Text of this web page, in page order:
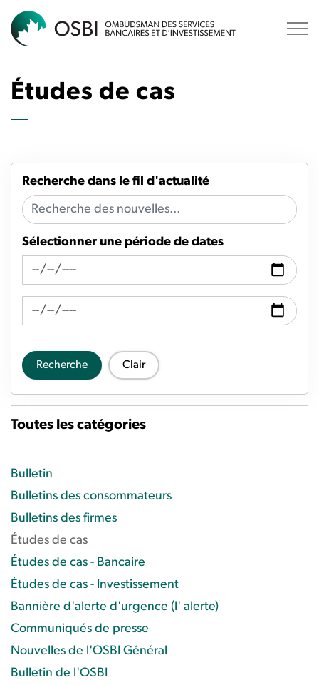
Études de cas
Recherche dans le fil d'actualité
Sélectionner une période de dates
Recherche de fil d'actualité Date de
Recherche de flux d'actualités Date à
Recherche Clair
Toutes les catégories
Bulletin
Bulletins des consommateurs
Bulletins des firmes
Études de cas
Études de cas - Bancaire
Études de cas - Investissement
Bannière d'alerte d'urgence (l' alerte)
Communiqués de presse
Nouvelles de l'OSBI Général
Bulletin de l'OSBI